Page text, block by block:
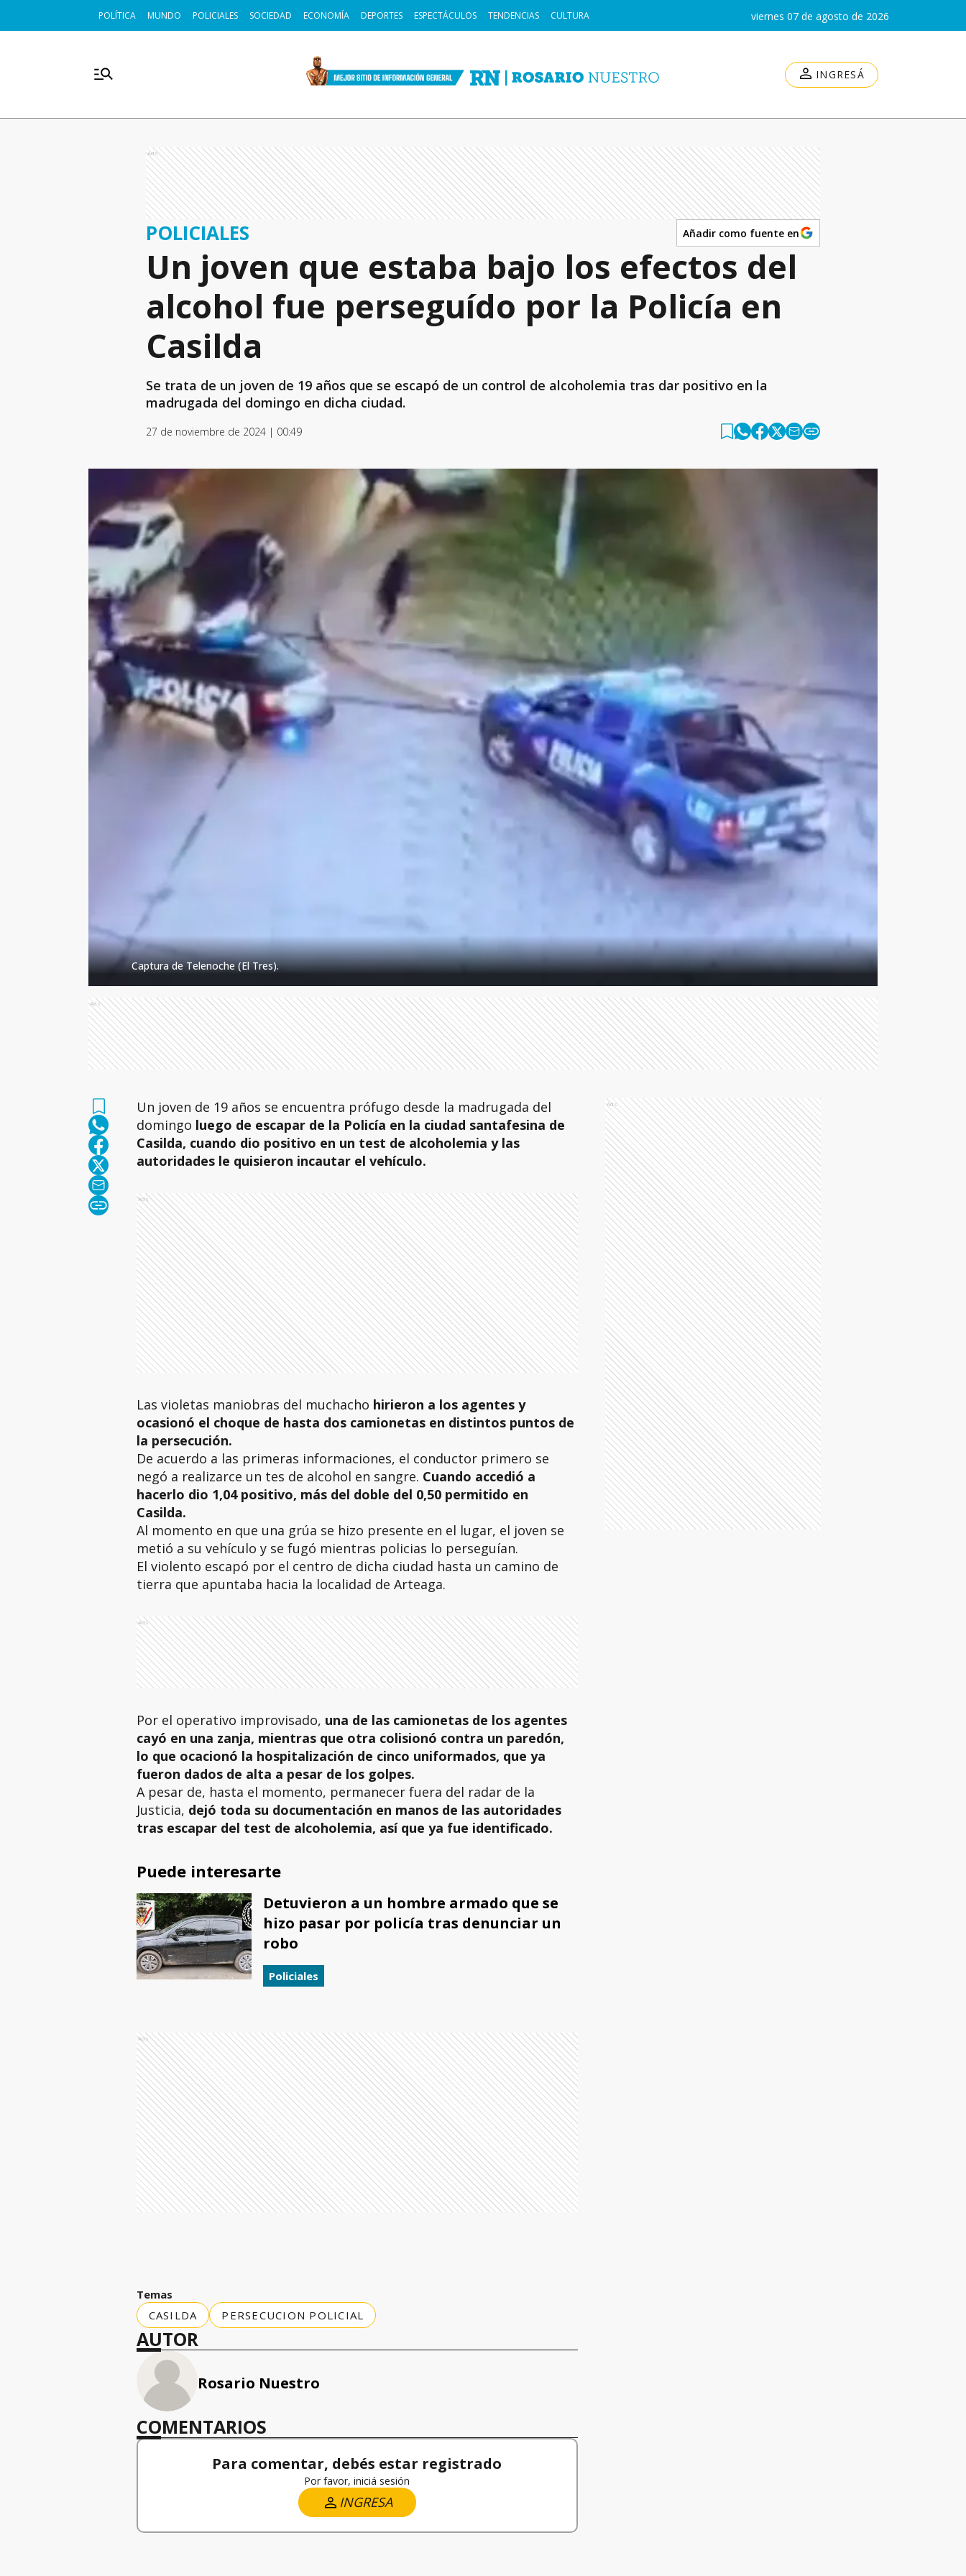
POLÍTICA MUNDO POLICIALES SOCIEDAD ECONOMÍA DEPORTES ESPECTÁCULOS TENDENCIAS CULTURA viernes 07 de agosto de 2026
INGRESÁ
Ads
POLICIALES Añadir como fuente en
Un joven que estaba bajo los efectos del
alcohol fue perseguído por la Policía en
Casilda
Se trata de un joven de 19 años que se escapó de un control de alcoholemia tras dar positivo en la
madrugada del domingo en dicha ciudad.
27 de noviembre de 2024 | 00:49
Captura de Telenoche (El Tres).
Ads
Un joven de 19 años se encuentra prófugo desde la madrugada del
domingo luego de escapar de la Policía en la ciudad santafesina de
Casilda, cuando dio positivo en un test de alcoholemia y las
autoridades le quisieron incautar el vehículo.
Ads
Las violetas maniobras del muchacho hirieron a los agentes y
ocasionó el choque de hasta dos camionetas en distintos puntos de
la persecución.
De acuerdo a las primeras informaciones, el conductor primero se
negó a realizarce un tes de alcohol en sangre. Cuando accedió a
hacerlo dio 1,04 positivo, más del doble del 0,50 permitido en
Casilda.
Al momento en que una grúa se hizo presente en el lugar, el joven se
metió a su vehículo y se fugó mientras policias lo perseguían.
El violento escapó por el centro de dicha ciudad hasta un camino de
tierra que apuntaba hacia la localidad de Arteaga.
Ads
Por el operativo improvisado, una de las camionetas de los agentes
cayó en una zanja, mientras que otra colisionó contra un paredón,
lo que ocacionó la hospitalización de cinco uniformados, que ya
fueron dados de alta a pesar de los golpes.
A pesar de, hasta el momento, permanecer fuera del radar de la
Justicia, dejó toda su documentación en manos de las autoridades
tras escapar del test de alcoholemia, así que ya fue identificado.
Puede interesarte
Detuvieron a un hombre armado que se
hizo pasar por policía tras denunciar un
robo
Policiales
Ads
Temas
CASILDA
PERSECUCION POLICIAL
AUTOR
Rosario Nuestro
COMENTARIOS
Para comentar, debés estar registrado
Por favor, iniciá sesión
INGRESA
Ads